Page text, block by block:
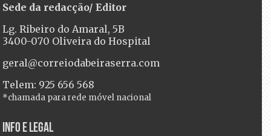
Sede da redacção/ Editor
Lg. Ribeiro do Amaral, 5B
3400-070 Oliveira do Hospital
geral@correiodabeiraserra.com
Telem: 925 656 568
*chamada para rede móvel nacional
Info e Legal